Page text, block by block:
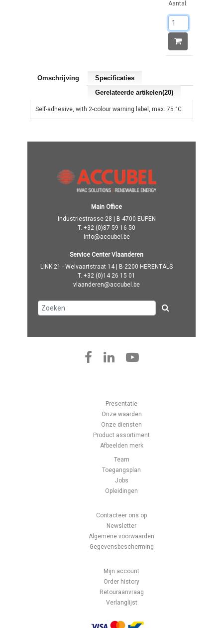
Aantal:
Omschrijving
Specificaties
Gerelateerde artikelen(20)
Self-adhesive, with 2-colour warning label, max. 75 °C
Main Office
Industriestrasse 28 | B-4700 EUPEN
T. +32 (0)87 59 16 50
info@accubel.be
Service Center Vlaanderen
LINK 21 - Welvaartstraat 14 | B-2200 HERENTALS
T. +32 (0)14 26 15 01
vlaanderen@accubel.be
Presentatie
Onze waarden
Onze diensten
Product assortiment
Afbeelden merk
Team
Toegangsplan
Jobs
Opleidingen
Contacteer ons op
Newsletter
Algemene voorwaarden
Gegevensbescherming
Mijn account
Order history
Retouraanvraag
Verlanglijst